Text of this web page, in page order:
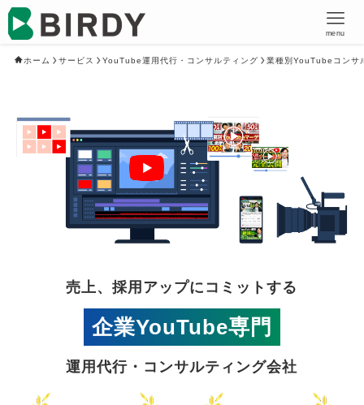
menu
ホーム サービス YouTube運用代行・コンサルティング 業種別YouTubeコンサ
売上、採用アップにコミットする
企業YouTube専門
運用代行・コンサルティング会社